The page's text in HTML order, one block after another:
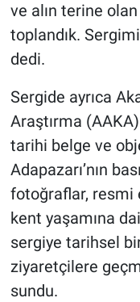
ve alın terine
toplandık.
dedi.
Sergide ayrıca
Araştırma
tarihi belge ve
Adapazarı’nın
fotoğraflar, resmi
kent yaşamına
sergiye tarihsel
ziyaretçilere
sundu.